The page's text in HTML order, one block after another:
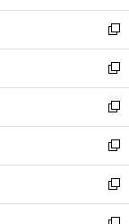
開
く
ウ
で
開
く
ン
ド
ウ
で
開
く
ウ
ィ
ン
ド
ウ
で
開
く
新
し
い
ウ
ィ
ン
ド
ウ
で
開
新
し
い
ウ
ィ
ン
ド
ウ
新
し
い
ウ
ィ
ン
新
し
い
ウ
新
し